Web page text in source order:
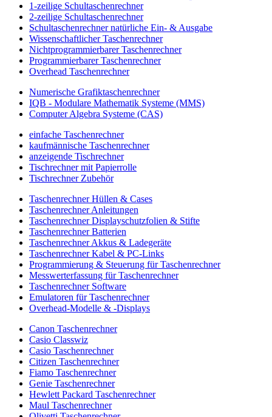
1-zeilige Schultaschenrechner
2-zeilige Schultaschenrechner
Schultaschenrechner natürliche Ein- & Ausgabe
Wissenschaftlicher Taschenrechner
Nichtprogrammierbarer Taschenrechner
Programmierbarer Taschenrechner
Overhead Taschenrechner
Numerische Grafiktaschenrechner
IQB - Modulare Mathematik Systeme (MMS)
Computer Algebra Systeme (CAS)
einfache Taschenrechner
kaufmännische Taschenrechner
anzeigende Tischrechner
Tischrechner mit Papierrolle
Tischrechner Zubehör
Taschenrechner Hüllen & Cases
Taschenrechner Anleitungen
Taschenrechner Displayschutzfolien & Stifte
Taschenrechner Batterien
Taschenrechner Akkus & Ladegeräte
Taschenrechner Kabel & PC-Links
Programmierung & Steuerung für Taschenrechner
Messwerterfassung für Taschenrechner
Taschenrechner Software
Emulatoren für Taschenrechner
Overhead-Modelle & -Displays
Canon Taschenrechner
Casio Classwiz
Casio Taschenrechner
Citizen Taschenrechner
Fiamo Taschenrechner
Genie Taschenrechner
Hewlett Packard Taschenrechner
Maul Taschenrechner